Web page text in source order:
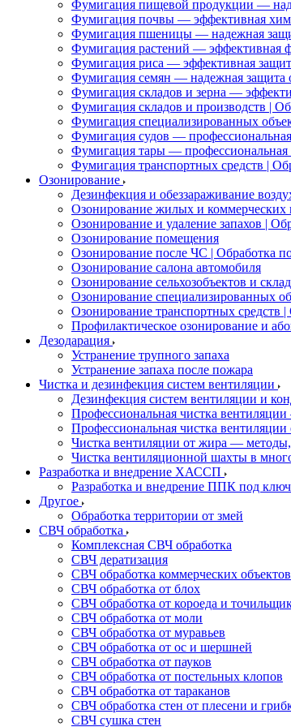
Фумигация пищевой продукции —
Фумигация почвы — эффективная
Фумигация пшеницы — надежная
Фумигация растений — эффективная
Фумигация риса — эффективная
Фумигация семян — надежная защита
Фумигация складов и зерна —
Фумигация складов и производств |
Фумигация специализированных
Фумигация судов —
Фумигация тары — профессиональная
Фумигация транспортных средств |
Озонирование
Дезинфекция и обеззараживание
Озонирование жилых и
Озонирование и удаление запахов |
Озонирование помещения
Озонирование после ЧС | Обработка
Озонирование салона автомобиля
Озонирование сельхозобъектов и
Озонирование специализированных
Озонирование транспортных
Профилактическое озонирование и
Дезодарация
Устранение трупного запаха
Устранение запаха после пожара
Чистка и дезинфекция систем вентиляции
Дезинфекция систем вентиляции и
Профессиональная чистка
Профессиональная чистка
Чистка вентиляции от жира —
Чистка вентиляционной шахты в
Разработка и внедрение ХАССП
Разработка и внедрение ППК под
Другое
Обработка территории от змей
СВЧ обработка
Комплексная СВЧ обработка
СВЧ дератизация
СВЧ обработка коммерческих объектов
СВЧ обработка от блох
СВЧ обработка от короеда и
СВЧ обработка от моли
СВЧ обработка от муравьев
СВЧ обработка от ос и шершней
СВЧ обработка от пауков
СВЧ обработка от постельных клопов
СВЧ обработка от тараканов
СВЧ обработка стен от плесени и
СВЧ сушка стен